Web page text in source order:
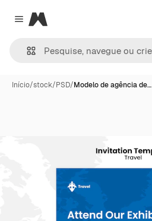
Close menu
Magnific
Início/stock/PSD/Modelo de agência de…